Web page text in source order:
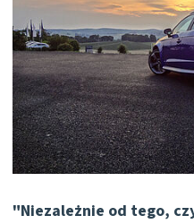
"Niezależnie od tego,